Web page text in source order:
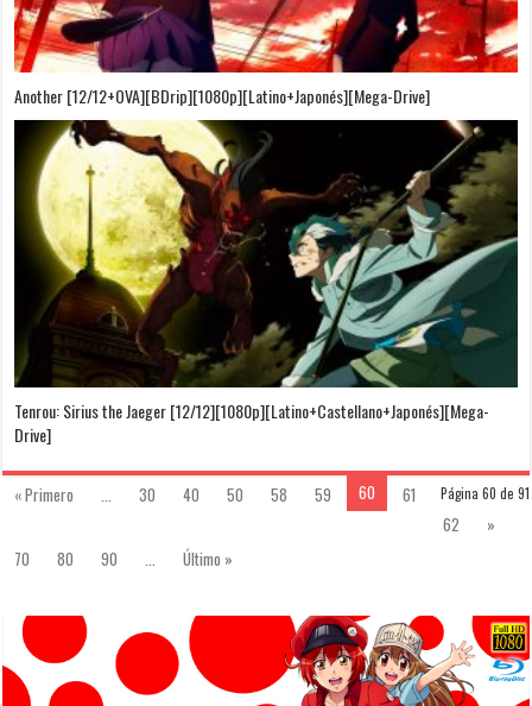
Another [12/12+OVA][BDrip][1080p][Latino+Japonés][Mega-Drive]
Tenrou: Sirius the Jaeger [12/12][1080p][Latino+Castellano+Japonés][Mega-
Drive]
Página 60 de 91
« Primero 30 40 50 58 59 60
61
62
»
70
80 90 Último »